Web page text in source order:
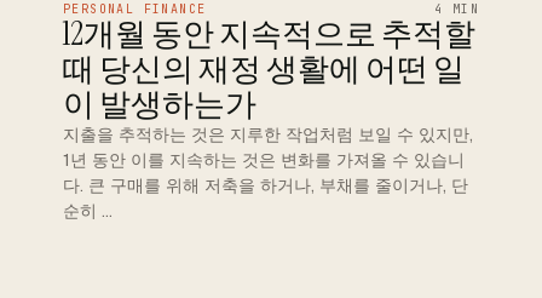
PERSONAL FINANCE 4 MIN
12개월 동안 지속적으로 추적할
때 당신의 재정 생활에 어떤 일
이 발생하는가
지출을 추적하는 것은 지루한 작업처럼 보일 수 있지만,
1년 동안 이를 지속하는 것은 변화를 가져올 수 있습니
다. 큰 구매를 위해 저축을 하거나, 부채를 줄이거나, 단
순히 …